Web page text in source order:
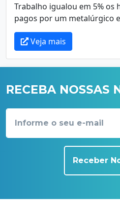
Trabalho igualou em 5% os
pagos por um metalúrgico
Veja mais
RECEBA NOSSAS
Receber